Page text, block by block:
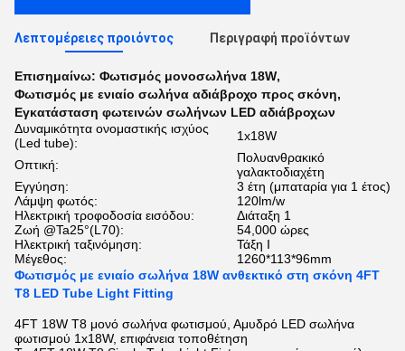
Λεπτομέρειες προιόντος Περιγραφή προϊόντων
Επισημαίνω: Φωτισμός μονοσωλήνα 18W,
Φωτισμός με ενιαίο σωλήνα αδιάβροχο προς σκόνη,
Εγκατάσταση φωτεινών σωλήνων LED αδιάβροχων
Δυναμικότητα ονομαστικής ισχύος
(Led tube):
1x18W
Οπτική:
Πολυανθρακικό
γαλακτοδιαχέτη
Εγγύηση:
3 έτη (μπαταρία για 1 έτος)
Λάμψη φωτός:
120lm/w
Ηλεκτρική τροφοδοσία εισόδου:
Διάταξη 1
Ζωή @Ta25°(L70):
54,000 ώρες
Ηλεκτρική ταξινόμηση:
Τάξη Ι
Μέγεθος:
1260*113*96mm
Φωτισμός με ενιαίο σωλήνα 18W ανθεκτικό στη σκόνη 4FT
T8 LED Tube Light Fitting
4FT 18W T8 μονό σωλήνα φωτισμού, Αμυδρό LED σωλήνα
φωτισμού 1x18W, επιφάνεια τοποθέτηση